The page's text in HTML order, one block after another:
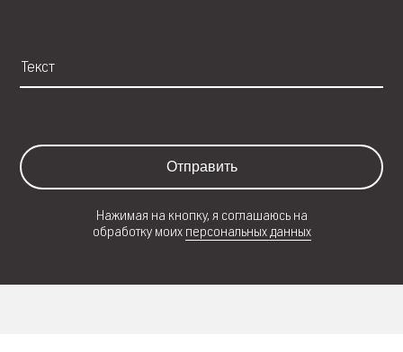
Отправить
Нажимая на кнопку, я соглашаюсь на
обработку моих персональных данных